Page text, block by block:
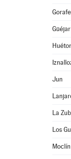
Gorafe
Jun
La
Los
Moclín